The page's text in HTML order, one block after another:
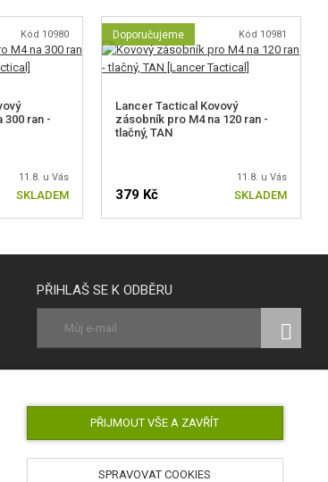
Kód 10980
300 ran -
11.8. u Vás
SKLADEM
Doporučujeme Kód 10981
Lancer Tactical Kovový
zásobník pro M4 na 120 ran -
tlačný, TAN
11.8. u Vás
379 Kč SKLADEM
PŘIHLAŠ SE K ODBĚRU
PŘIJMOUT VŠE A ZAVŘÍT
SPRAVOVAT COOKIES